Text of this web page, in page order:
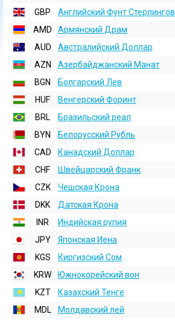
GBP
Английский Фунт Стерлингов
AMD
Армянский Драм
AUD
Австралийский Доллар
AZN
Азербайджанский Манат
BGN
Болгарский Лев
HUF
Венгерский Форинт
BRL
Бразильский реал
BYN
Белорусский Рубль
CAD
Канадский Доллар
CHF
Швейцарский Франк
CZK
Чешская Крона
DKK
Датская Крона
INR
Индийская pупия
JPY
Японская Иена
KGS
Киргизский Сом
KRW
Южнокорейский вон
KZT
Казахский Тенге
MDL
Молдавский лей